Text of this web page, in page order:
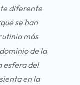
diferente
se han
más
de la
esfera del
en la